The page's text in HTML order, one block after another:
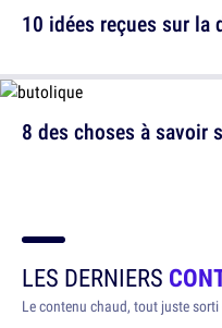
8 des choses à savoir
10 idées reçues sur la
LES DERNIERS
Le contenu chaud, tout juste